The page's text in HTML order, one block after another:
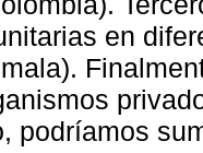
en
podríamos